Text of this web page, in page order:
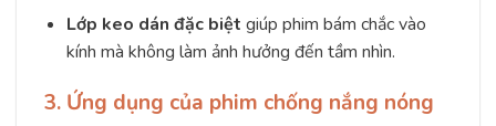
Lớp keo dán đặc biệt giúp phim bám chắc vào
kính mà không làm ảnh hưởng đến tầm nhìn.
3. Ứng dụng của phim chống nắng nóng